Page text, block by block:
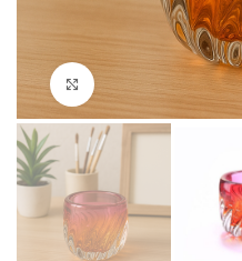
Clique para ampliar